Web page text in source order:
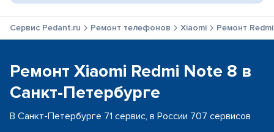
Сервис Pedant.ru Ремонт телефонов Xiaomi Ремонт
Ремонт Xiaomi Redmi Note 8 в
Санкт-Петербурге
В Санкт-Петербурге 71 сервис, в России 707 сервисов